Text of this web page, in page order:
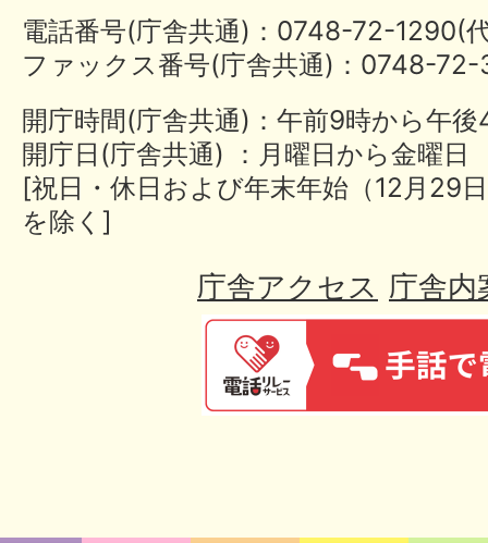
電話番号(庁舎共通)：0748-72-
ファックス番号(庁舎共通)：0748-
開庁時間(庁舎共通)：午前9時から午
開庁日(庁舎共通) ：月曜日から金曜日
[祝日・休日および年末年始（12月29
を除く]
庁舎アクセス 庁舎内